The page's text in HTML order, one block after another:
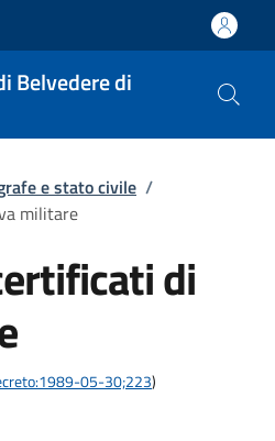
Belvedere di
e stato civile /
militare
di
05-30;223)